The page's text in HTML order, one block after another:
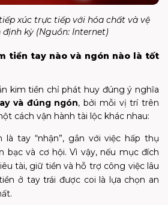
xúc trực tiếp với hóa chất và vệ
định kỳ (Nguồn: Internet)
tiền tay nào và ngón nào là tốt
kim tiền chỉ phát huy đúng ý nghĩa
và đúng ngón, bởi mỗi vị trí trên
cách vận hành tài lộc khác nhau:
là tay “nhận”, gắn với việc hấp thụ
bạc và cơ hội. Vì vậy, nếu mục đích
tài, giữ tiền và hỗ trợ công việc lâu
ở tay trái được coi là lựa chọn an